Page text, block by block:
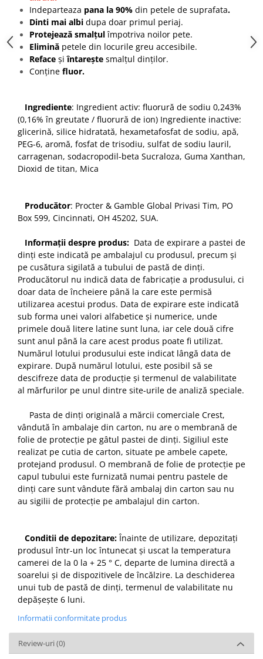
Indeparteaza pana la 90% din petele de suprafata.
Dinti mai albi dupa doar primul periaj.
Protejează smalțulîmpotriva noilor pete.
Elimină petele din locurile greu accesibile.
Reface șiîntarește smalțul dinților.
Conține fluor.
Ingrediente: Ingredient activ: fluorură de sodiu 0,243%
(0,16% în greutate / fluorură de ion) Ingrediente inactive:
glicerină, silice hidratată, hexametafosfat de sodiu, apă,
PEG-6, aromă, fosfat de trisodiu, sulfat de sodiu lauril,
carragenan, sodacropodil-beta Sucraloza, Guma Xanthan,
Dioxid de titan, Mica
Producător: Procter & Gamble Global Privasi Tim, PO
Box 599, Cincinnati, OH 45202, SUA.
Informații despre produs: Data de expirare a pastei de
dinți este indicată pe ambalajul cu produsul, precum și
pe cusătura sigilată a tubului de pastă de dinți.
Producătorul nu indică data de fabricație a produsului, ci
doar data de încheiere până la care este permisă
utilizarea acestui produs. Data de expirare este indicată
sub forma unei valori alfabetice și numerice, unde
primele două litere latine sunt luna, iar cele două cifre
sunt anul până la care acest produs poate fi utilizat.
Numărul lotului produsului este indicat lângă data de
expirare. După numărul lotului, este posibil să se
descifreze data de producție și termenul de valabilitate
al mărfurilor pe unul dintre site-urile de analiză speciale.
Pasta de dinți originală a mărcii comerciale Crest,
vândută în ambalaje din carton, nu are o membrană de
folie de protecție pe gâtul pastei de dinți. Sigiliul este
realizat pe cutia de carton, situate pe ambele capete,
protejand produsul. O membrană de folie de protecție pe
capul tubului este furnizată numai pentru pastele de
dinți care sunt vândute fără ambalaj din carton sau nu
au sigilii de protecție pe ambalajul din carton.
Conditii de depozitare:Înainte de utilizare, depozitați
produsul într-un loc întunecat și uscat la temperatura
camerei de la 0 la + 25 ° C, departe de lumina directă a
soarelui și de dispozitivele de încălzire. La deschiderea
unui tub de pastă de dinți, termenul de valabilitate nu
depășește 6 luni.
Informatii conformitate produs
Review-uri (0)